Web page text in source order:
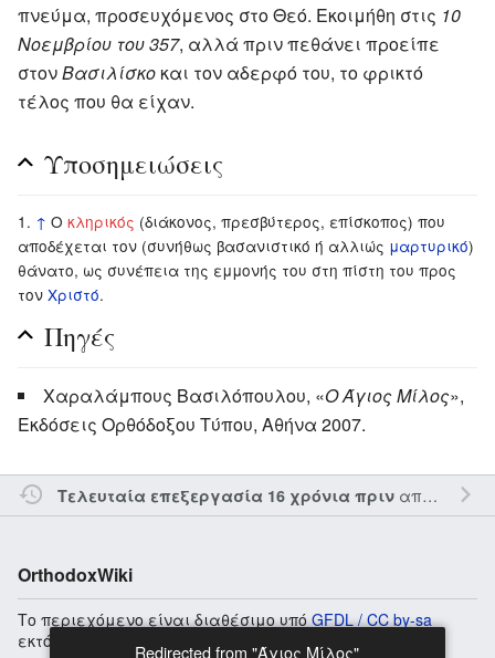
Redirected from "Άγιος Μίλος"
πνεύμα, προσευχόμενος στο Θεό. Εκοιμήθη στις 10
Νοεμβρίου του 357, αλλά πριν πεθάνει προείπε
στονΒασιλίσκο και τον αδερφό του, το φρικτό
τέλος που θα είχαν.
Υποσημειώσεις
↑ O κληρικός (διάκονος, πρεσβύτερος, επίσκοπος) που
αποδέχεται τον (συνήθως βασανιστικό ή αλλιώς μαρτυρικό)
θάνατο, ως συνέπεια της εμμονής του στη πίστη του προς
τον Χριστό.
Πηγές
Χαραλάμπους Βασιλόπουλου, «Ο Άγιος Μίλος»,
Εκδόσεις Ορθόδοξου Τύπου, Αθήνα 2007.
Τελευταία επεξεργασία 16 χρόνια πριναπό τον την
OrthodoxWiki
Το περιεχόμενο είναι διαθέσιμο υπόGFDL / CC by-sa
εκτός αν αναφέρεται διαφορετικά.